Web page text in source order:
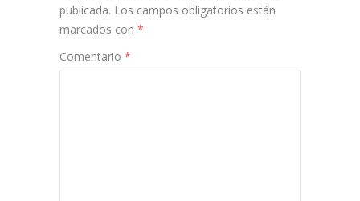
publicada. Los campos obligatorios están
marcados con *
Comentario *